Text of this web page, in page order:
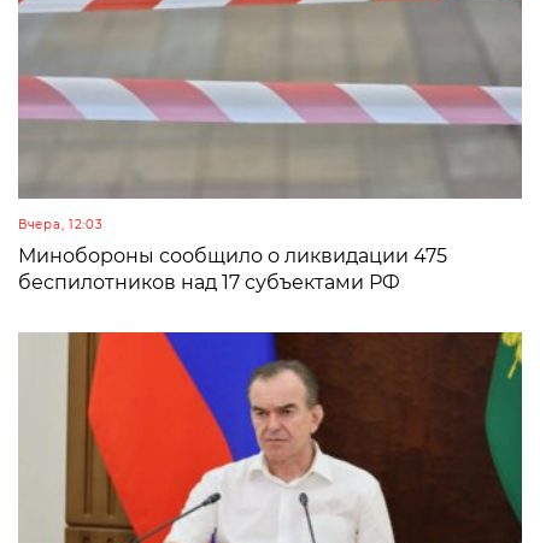
Вчера, 12:03
Минобороны сообщило о ликвидации 475
беспилотников над 17 субъектами РФ